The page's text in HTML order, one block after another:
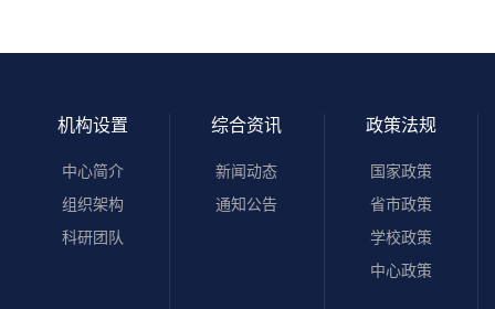
机构设置
中心简介
组织架构
科研团队
综合资讯
新闻动态
通知公告
政策法规
国家政策
省市政策
学校政策
中心政策